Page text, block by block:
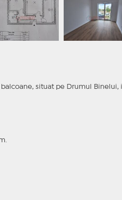
situat pe Drumul